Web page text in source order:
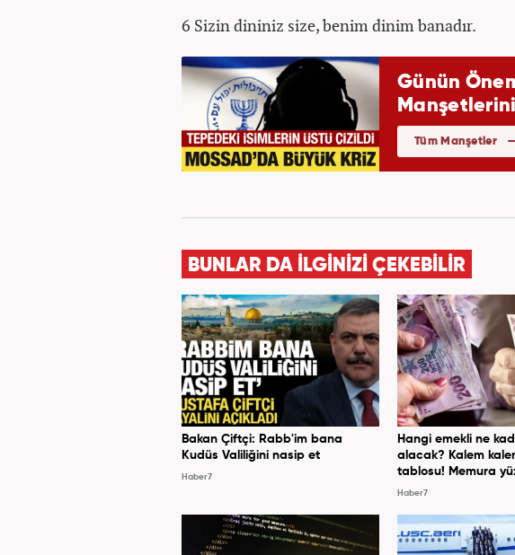
6 Sizin dininiz size, benim dinim banadır.
BUNLAR DA İLGİNİZİ ÇEKEBİLİR
Bakan Çiftçi: Rabb'im bana
Kudüs Valiliğini nasip et
Haber7
Hangi emekli ne
alacak? Kalem
tablosu! Memura
Haber7